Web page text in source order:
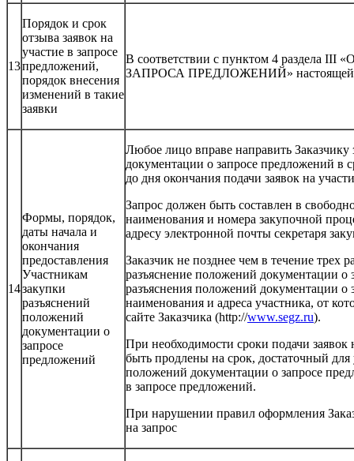
13
Порядок и срок
отзыва заявок на
участие в запросе
предложений,
порядок внесения
изменений в такие
заявки
В соответствии с пунктом 4
ЗАПРОСА ПРЕДЛОЖЕНИЙ» настоящей
14
Формы, порядок,
даты начала и
окончания
предоставления
Участникам
закупки
разъяснений
положений
документации о
запросе
предложений
Любое лицо вправе направить
документации о запросе предложений в
до дня окончания подачи заявок на
Запрос должен быть составлен в
наименования и номера закупочной
адресу электронной почты секретаря
Заказчик не позднее чем в течение трех
разъяснение положений документации о
разъяснения положений документации о
наименования и адреса участника, от
сайте Заказчика (http://www.segz.ru).
При необходимости сроки подачи заявок
быть продлены на срок, достаточный
положений документации о запросе
в запросе предложений.
При нарушении правил оформления
на запрос